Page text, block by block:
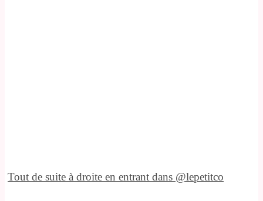
Tout de suite à droite en entrant dans @lepetitco